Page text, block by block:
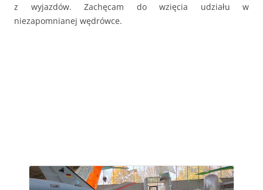
z wyjazdów. Zachęcam do wzięcia udziału w
niezapomnianej wędrówce.